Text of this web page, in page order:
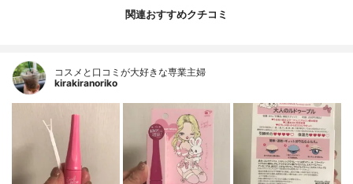
関連おすすめクチコミ
コスメと口コミが大好きな専業主婦
kirakiranoriko